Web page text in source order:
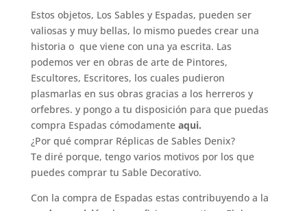
Estos objetos, Los Sables y Espadas, pueden ser
valiosas y muy bellas, lo mismo puedes crear una
historia o que viene con una ya escrita. Las
podemos ver en obras de arte de Pintores,
Escultores, Escritores, los cuales pudieron
plasmarlas en sus obras gracias a los herreros y
orfebres. y pongo a tu disposición para que puedas
compra Espadas cómodamente aqui.
¿Por qué comprar Réplicas de Sables Denix?
Te diré porque, tengo varios motivos por los que
puedes comprar tu Sable Decorativo.
Con la compra de Espadas estas contribuyendo a la